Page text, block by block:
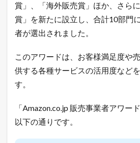
の
販
事
者
が
選
和
最
！
賞」、「海外販売賞」ほか、さら
賞」を新たに設立し、合計10部門
者が選出されました。
このアワードは、お客様満足度や
供する各種サービスの活用度など
す。
「Amazon.co.jp 販売事業者アワー
以下の通りです。